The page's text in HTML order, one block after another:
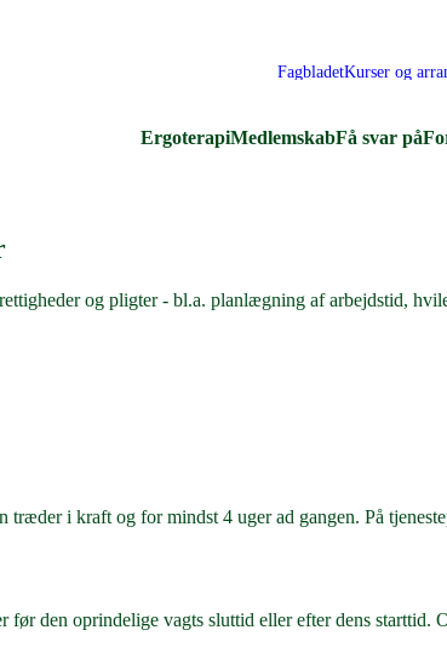
FagbladetKurser og
ErgoterapiMedlemskabFå svar på
og pligter - bl.a. planlægning af arbejdstid,
i kraft og for mindst 4 uger ad gangen. På
før den oprindelige vagts sluttid eller efter dens